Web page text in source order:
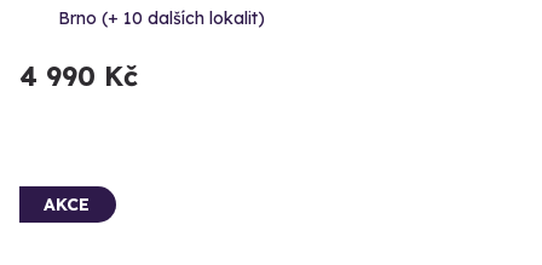
Brno (+ 10 dalších lokalit)
4 990 Kč
AKCE